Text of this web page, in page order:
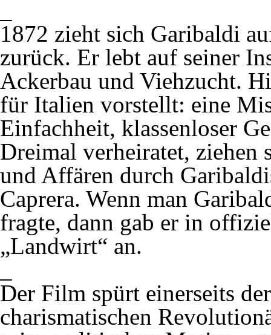
1872 zieht sich Garibaldi
zurück. Er lebt auf seiner
Ackerbau und Viehzucht.
für Italien vorstellt: eine
Einfachheit, klassenloser
Dreimal verheiratet, ziehen
und Affären durch
Caprera. Wenn man
fragte, dann gab er in
„Landwirt“ an.
Der Film spürt einerseits
charismatischen